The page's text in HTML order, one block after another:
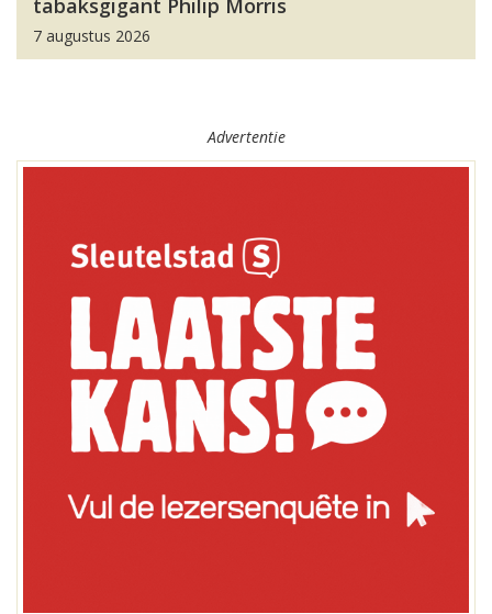
tabaksgigant Philip Morris
7 augustus 2026
Advertentie